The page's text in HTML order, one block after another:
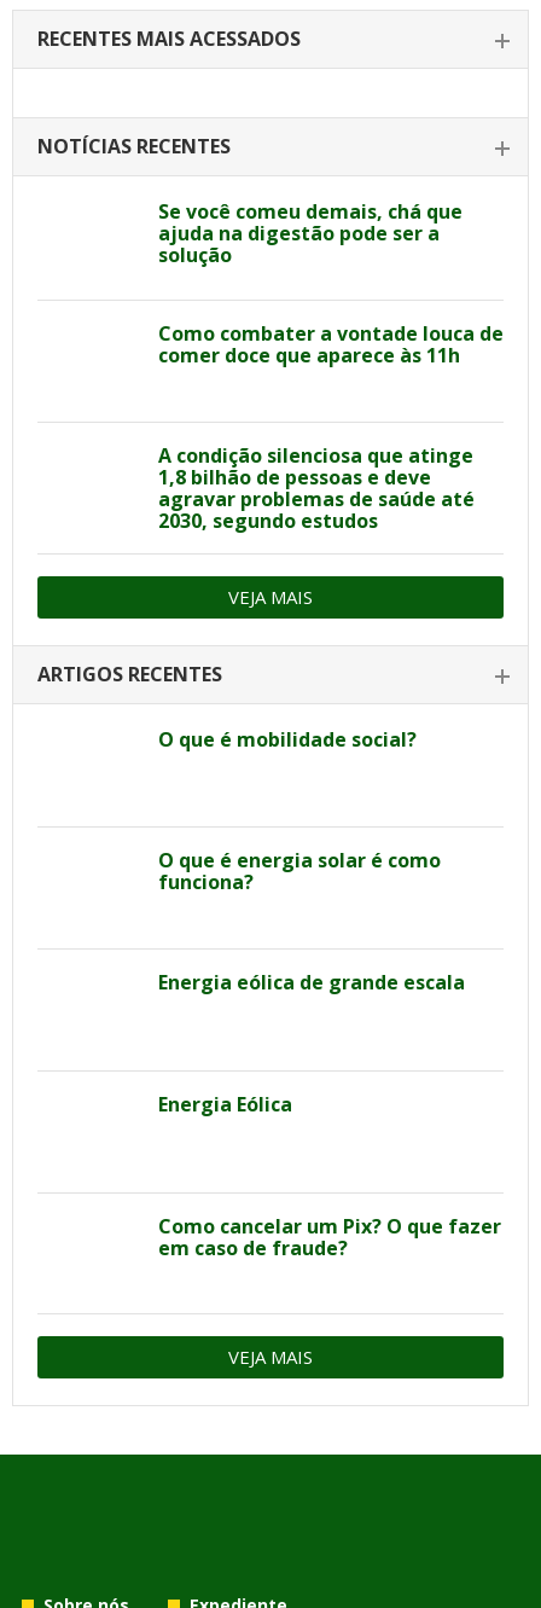
RECENTES MAIS ACESSADOS
NOTÍCIAS RECENTES
Se você comeu demais, chá que
ajuda na digestão pode ser a
solução
Como combater a vontade louca de
comer doce que aparece às 11h
A condição silenciosa que atinge
1,8 bilhão de pessoas e deve
agravar problemas de saúde até
2030, segundo estudos
VEJA MAIS
ARTIGOS RECENTES
O que é mobilidade social?
O que é energia solar é como
funciona?
Energia eólica de grande escala
Energia Eólica
Como cancelar um Pix? O que fazer
em caso de fraude?
VEJA MAIS